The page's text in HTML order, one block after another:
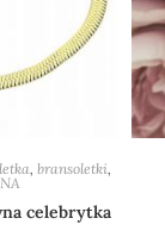
, bransoletki,
celebrytka